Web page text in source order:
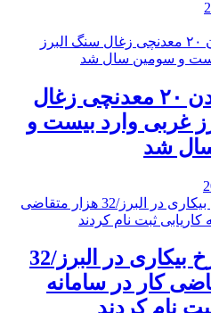
کشته شدن ۲۰ معدنچی زغال
غربی وارد بیست و
شد
کاهش نرخ بیکاری در البرز/32
کار در سامانه
نام کردند